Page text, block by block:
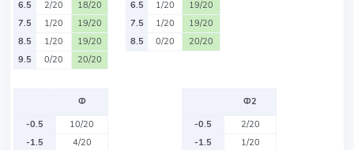
6.5
2/20
18/20
7.5
1/20
19/20
8.5
1/20
19/20
9.5
0/20 20/20
6.5
1/20
19/20
7.5
1/20
19/20
8.5
0/20 20/20
Ф
-0.5
10/20
-1.5
4/20
Ф2
-0.5
2/20
-1.5
1/20